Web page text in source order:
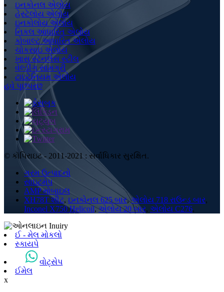
ઇનકોનલ એલોય
હેસ્ટેલોય એલોય
ઇનકોલોય એલોય
નિકલ આધારિત એલોય
કોબાલ્ટ આધારિત એલોય
ચોકસાઇ એલોય
ખાસ સ્ટેનલેસ સ્ટીલ
વેલ્ડીંગ સામગ્રી
ટાઇટેનિયમ એલોય
હવે પૂછપરછ
© કૉપિરાઇટ - 2011-2021 : સર્વાધિકાર સુરક્ષિત.
ગરમ ઉત્પાદનો
સાઇટમેપ
AMP મોબાઇલ
XH78T શીટ, ઇનકોનલ 625 બાર,એલોય 718 રાઉન્ડ બાર,
Inconel X750 Helicoil,એલોય 20 બાર, એલોય C276,
ઈ - મેલ મોકલો
સ્કાયપે
વોટ્સેપ
ઈમેલ
x